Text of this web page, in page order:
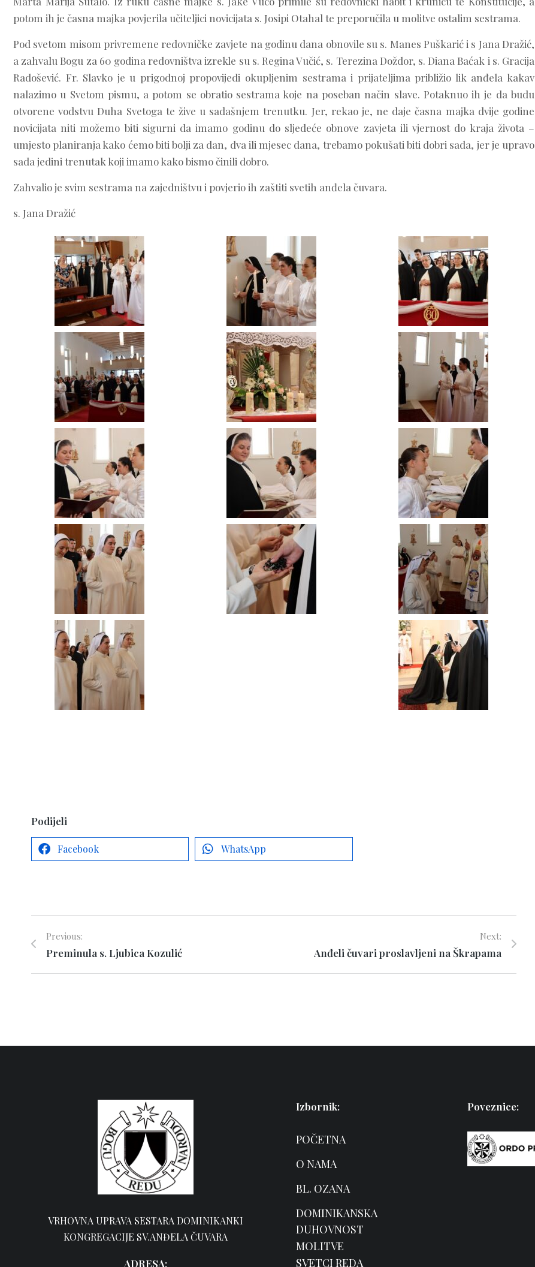
potom ih je časna majka povjerila učiteljici novicijata s. Josipi Otahal te preporučila u molitve ostalim sestrama.
Pod svetom misom privremene redovničke zavjete na godinu dana obnovile su s. Manes Puškarić i s Jana Dražić,
a zahvalu Bogu za 60 godina redovništva izrekle su s. Regina Vučić, s. Terezina Doždor, s. Diana Baćak i s. Gracija
Radošević. Fr. Slavko je u prigodnoj propovijedi okupljenim sestrama i prijateljima približio lik anđela kakav
nalazimo u Svetom pismu, a potom se obratio sestrama koje na poseban način slave. Potaknuo ih je da budu
otvorene vodstvu Duha Svetoga te žive u sadašnjem trenutku. Jer, rekao je, ne daje časna majka dvije godine
novicijata niti možemo biti sigurni da imamo godinu do sljedeće obnove zavjeta ili vjernost do kraja života –
umjesto planiranja kako ćemo biti bolji za dan, dva ili mjesec dana, trebamo pokušati biti dobri sada, jer je upravo
sada jedini trenutak koji imamo kako bismo činili dobro.
Zahvalio je svim sestrama na zajedništvu i povjerio ih zaštiti svetih anđela čuvara.
s. Jana Dražić
Podijeli
Facebook WhatsApp
Previous:
Preminula s. Ljubica Kozulić
Next:
Anđeli čuvari proslavljeni na Škrapama
VRHOVNA UPRAVA SESTARA DOMINIKANKI
KONGREGACIJE SV.ANĐELA ČUVARA
ADRESA:
Izbornik:
POČETNA
O NAMA
BL. OZANA
DOMINIKANSKA
DUHOVNOST
MOLITVE
SVETCI REDA
Poveznice: